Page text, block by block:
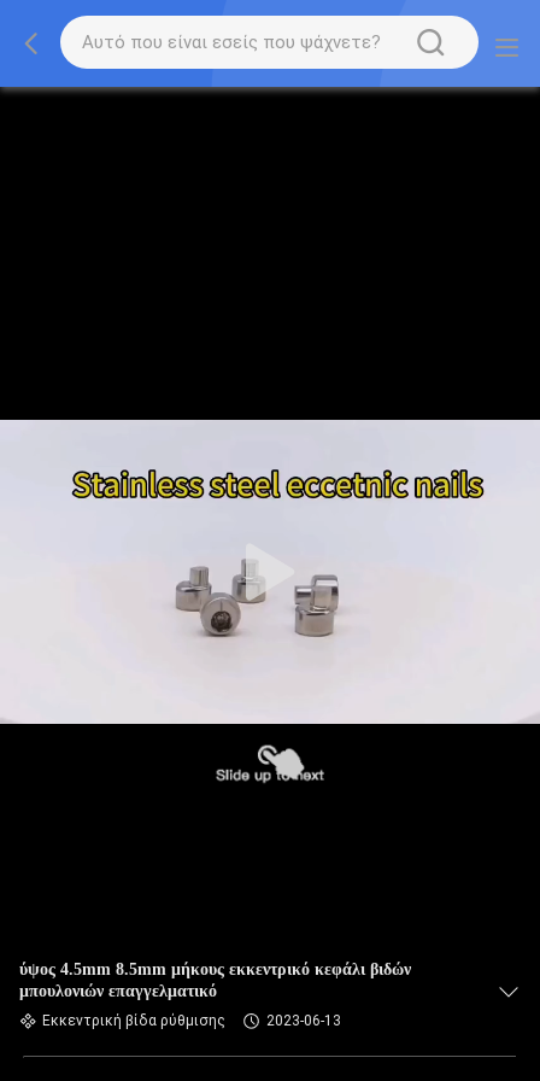
ύψος 4.5mm 8.5mm μήκους εκκεντρικό κεφάλι βιδών
μπουλονιών επαγγελματικό
Εκκεντρική βίδα ρύθμισης 2023-06-13